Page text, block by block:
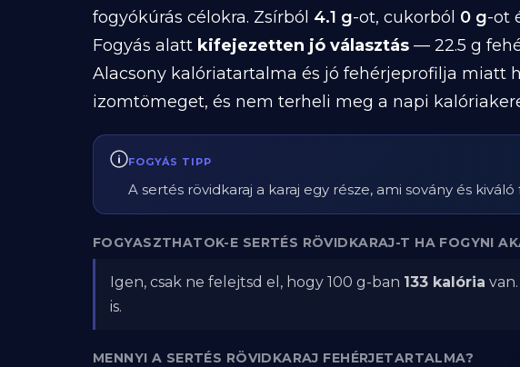
fogyókúrás célokra. Zsírból 4.1 g-ot, cukorból 0 g-ot
Fogyás alatt kifejezetten jó választás — 22.5 g
Alacsony kalóriatartalma és jó fehérjeprofilja miatt
izomtömeget, és nem terheli meg a napi
FOGYÁS TIPP
A sertés rövidkaraj a karaj egy része, ami sovány és
FOGYASZTHATOK-E SERTÉS RÖVIDKARAJ-T HA FOGYNI
Igen, csak ne felejtsd el, hogy 100 g-ban 133 kalória
is.
MENNYI A SERTÉS RÖVIDKARAJ FEHÉRJETARTALMA?